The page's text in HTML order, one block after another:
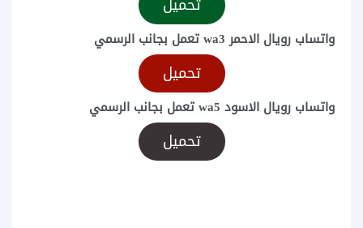
واتساب رويال الاحمر wa3 تعمل بجانب الرسمي
تحميل
واتساب رويال الاسود wa5 تعمل بجانب الرسمي
تحميل